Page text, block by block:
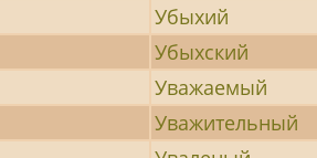
Убыхий
Убыхский
Уважаемый
Уважительный